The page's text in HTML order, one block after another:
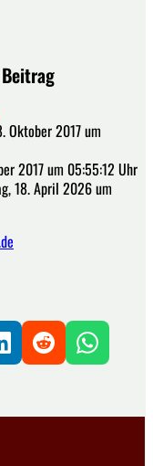
Oktober 2017 um
2017 um 05:55:12 Uhr
18. April 2026 um